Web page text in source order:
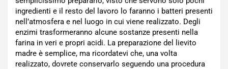
ingredienti e il resto del lavoro lo faranno i batteri presenti
nell’atmosfera e nel luogo in cui viene realizzato. Degli
enzimi trasformeranno alcune sostanze presenti nella
farina in veri e propri acidi. La preparazione del lievito
madre è semplice, ma ricordatevi che, una volta
realizzato, dovrete conservarlo seguendo una procedura